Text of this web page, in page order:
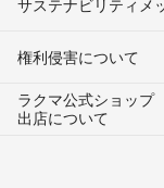
権利侵害について
ラクマ公式ショップ
出店について